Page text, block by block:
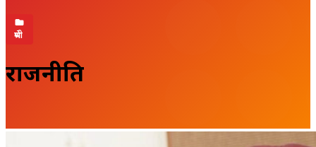
श्रेणी
राजनीति